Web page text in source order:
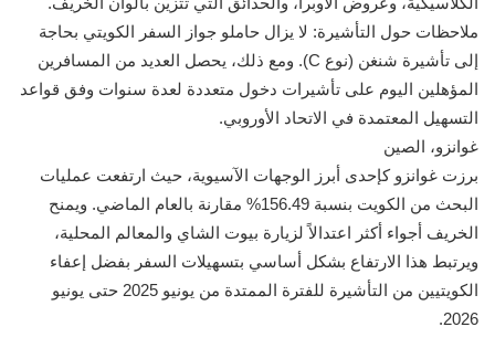
ملاحظات حول التأشيرة: لا يزال حاملو جواز السفر الكويتي بحاجة
إلى تأشيرة شنغن (نوع C). ومع ذلك، يحصل العديد من المسافرين
المؤهلين اليوم على تأشيرات دخول متعددة لعدة سنوات وفق قواعد
التسهيل المعتمدة في الاتحاد الأوروبي.
غوانزو، الصين
برزت غوانزو كإحدى أبرز الوجهات الآسيوية، حيث ارتفعت عمليات
البحث من الكويت بنسبة ‎%156.49 مقارنة بالعام الماضي. ويمنح
الخريف أجواء أكثر اعتدالاً لزيارة بيوت الشاي والمعالم المحلية،
ويرتبط هذا الارتفاع بشكل أساسي بتسهيلات السفر بفضل إعفاء
الكويتيين من التأشيرة للفترة الممتدة من يونيو 2025 حتى يونيو
2026.